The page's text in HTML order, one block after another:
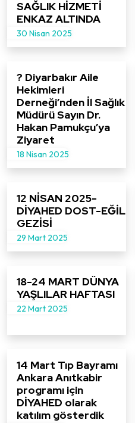
SAĞLIK HİZMETİ
ENKAZ ALTINDA
30 Nisan 2025
? Diyarbakır Aile
Hekimleri
Derneği’nden İl Sağlık
Müdürü Sayın Dr.
Hakan Pamukçu’ya
Ziyaret
18 Nisan 2025
12 NİSAN 2025-
DİYAHED DOST-EĞİL
GEZİSİ
29 Mart 2025
18-24 MART DÜNYA
YAŞLILAR HAFTASI
22 Mart 2025
14 Mart Tıp Bayramı
Ankara Anıtkabir
programı için
DİYAHED olarak
katılım gösterdik